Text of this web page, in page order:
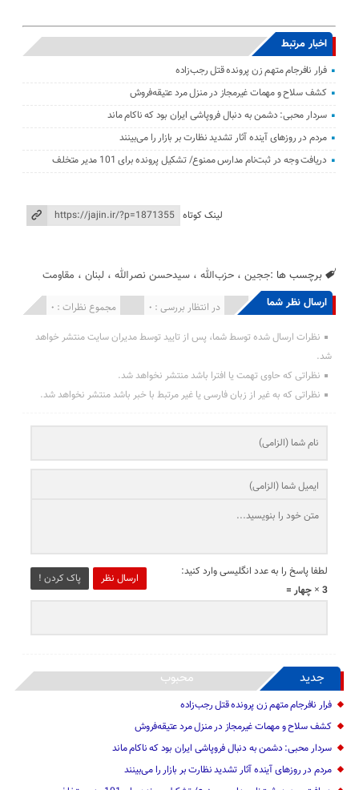
اخبار مرتبط
فرار نافرجام متهم زن پرونده قتل رجب‌زاده
کشف سلاح و مهمات غیرمجاز در منزل مرد عتیقه‌فروش
سردار محبی: دشمن به دنبال فروپاشی ایران بود که ناکام ماند
مردم در روزهای آینده آثار تشدید نظارت بر بازار را می‌بینند
دریافت وجه در ثبت‌نام مدارس ممنوع/ تشکیل پرونده برای 101 مدیر متخلف
لینک کوتاه
برچسب ها :ججین ،حزب‌الله ،سیدحسن نصرالله ، لبنان ، مقاومت
ارسال نظر شما مجموع نظرات : 0 در انتظار بررسی : 0 انتشار یافته : 0
نظرات ارسال شده توسط شما، پس از تایید توسط مدیران سایت منتشر خواهد
شد.
نظراتی که حاوی تهمت یا افترا باشد منتشر نخواهد شد.
نظراتی که به غیر از زبان فارسی یا غیر مرتبط با خبر باشد منتشر نخواهد شد.
ارسال نظر پاک کردن !
لطفا پاسخ را به عدد انگلیسی وارد کنید:
3 × چهار =
جدید محبوب
فرار نافرجام متهم زن پرونده قتل رجب‌زاده
کشف سلاح و مهمات غیرمجاز در منزل مرد عتیقه‌فروش
سردار محبی: دشمن به دنبال فروپاشی ایران بود که ناکام ماند
مردم در روزهای آینده آثار تشدید نظارت بر بازار را می‌بینند